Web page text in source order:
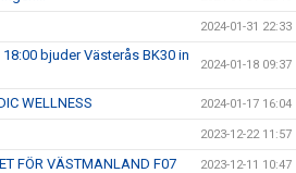
2024-01-31 22:33
bjuder Västerås BK30 in
2024-01-18 09:37
WELLNESS 2024-01-17 16:04
2023-12-22 11:57
FÖR VÄSTMANLAND F07 2023-12-11 10:47